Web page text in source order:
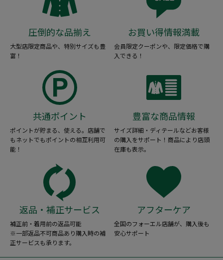
圧倒的な品揃え
大型店限定商品や、特別サイズも豊
富！
お買い得情報満載
会員限定クーポンや、限定価格で購
入できる！
共通ポイント
ポイントが貯まる、使える。店舗で
もネットでもポイントの相互利用可
能！
豊富な商品情報
サイズ詳細・ディテールなどお客様
の購入をサポート！商品により店頭
在庫も表示。
返品・補正サービス
補正前・着用前の返品可能
※一部返品不可商品あり購入時の補
正サービスも承ります。
アフターケア
全国のフォーエル店舗が、購入後も
安心サポート